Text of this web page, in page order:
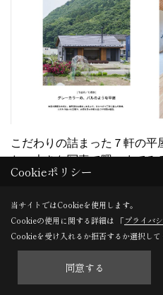
こだわりの詰まった７軒の平
た。大きな写真で隅々までみ
インの工夫をじっくりご覧い
Cookieポリシー
当サイトではCookieを使用します。
Cookieの使用に関する詳細は 「プライバ
Cookieを受け入れるか拒否するか選択して
同意する